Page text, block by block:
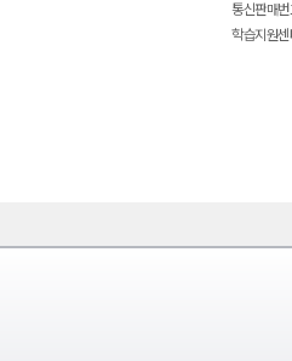
통신판매
학습지원